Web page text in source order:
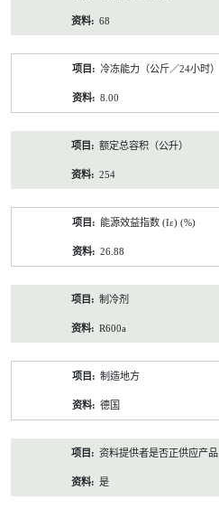
68
冷冻能力（公斤／24小时）
8.00
额定总容积（公升）
254
能源效益指数 (Iε) (%)
26.88
制冷剂
R600a
制造地方
德国
资料提供者是否正供应产品
是